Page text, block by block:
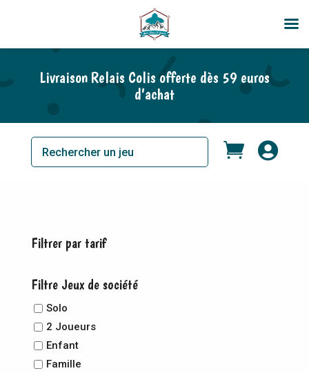
Livraison Relais Colis offerte dès 59 euros
d’achat
 
Filtrer par tarif
Filtre Jeux de société
Solo
2 Joueurs
Enfant
Famille